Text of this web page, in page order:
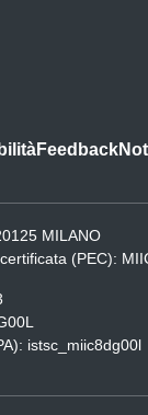
Feedback
MILANO
(PEC):
istsc_miic8dg00l